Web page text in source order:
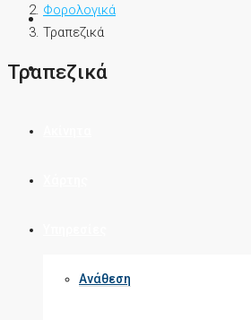
Ανάθεση
Φορολογικά
Τραπεζικά
Τραπεζικά